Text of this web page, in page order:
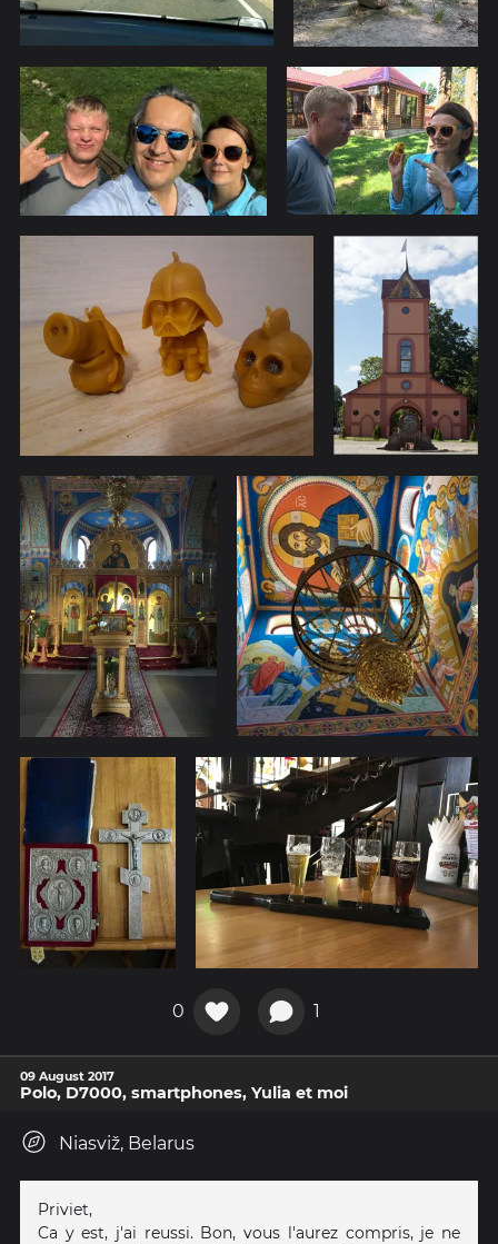
0 1
09 August 2017
Polo, D7000, smartphones, Yulia et moi
Niasviž, Belarus
Priviet,
Ca y est, j'ai reussi. Bon, vous l'aurez compris, je ne